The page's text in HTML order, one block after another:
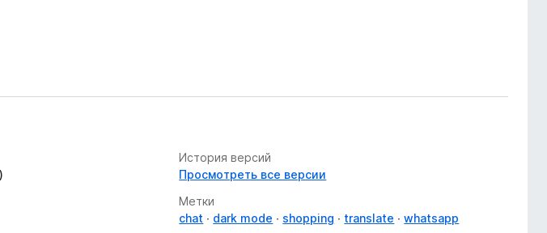
История версий
Просмотреть все версии
Метки
chat
dark mode shopping translate
whatsapp